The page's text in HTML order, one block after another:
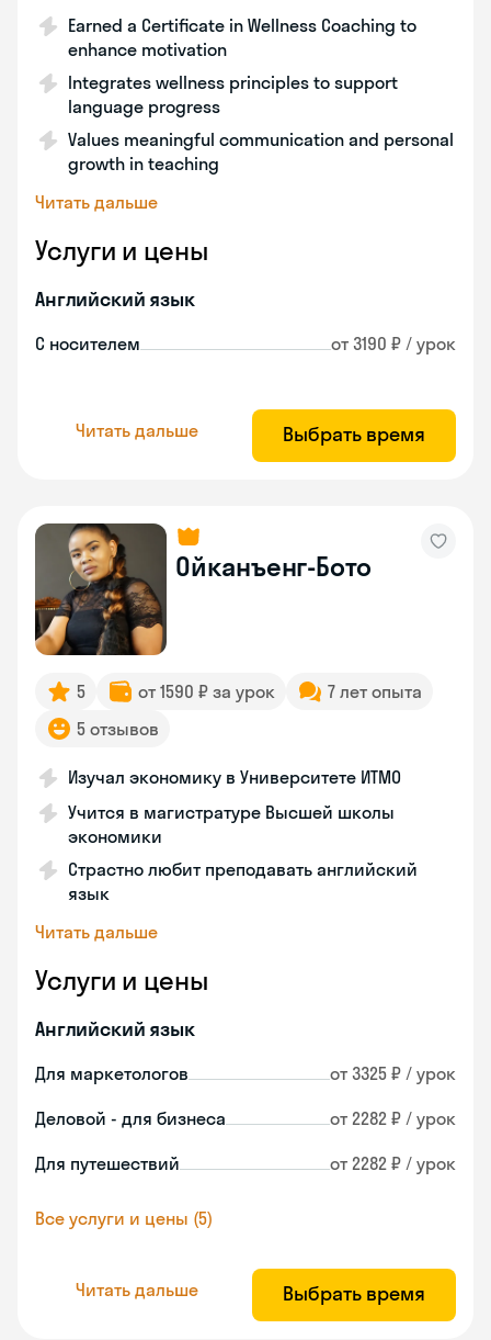
Earned a Certificate in Wellness Coaching to
enhance motivation
Integrates wellness principles to support
language progress
Values meaningful communication and personal
growth in teaching
Читать дальше
Услуги и цены
Английский язык
С носителем от 3190 ₽ / урок
Читать дальше Выбрать время
Ойканъенг-Бото
5 от 1590 ₽ за урок
7 лет опыта
5 отзывов
Изучал экономику в Университете ИТМО
Учится в магистратуре Высшей школы
экономики
Страстно любит преподавать английский
язык
Читать дальше
Услуги и цены
Английский язык
Для маркетологов от 3325 ₽ / урок
Деловой - для бизнеса от 2282 ₽ / урок
Для путешествий от 2282 ₽ / урок
Все услуги и цены (5)
Читать дальше Выбрать время